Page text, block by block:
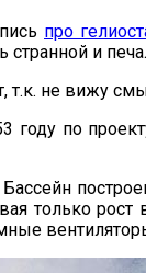
про
и
т.к. не вижу
году по
Бассейн
только рост